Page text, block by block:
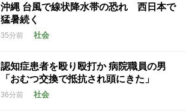
沖縄 台風で線状降水帯の恐れ 西日本で
猛暑続く
35分前 社会
認知症患者を殴り殴打か 病院職員の男
「おむつ交換で抵抗され頭にきた」
36分前 社会